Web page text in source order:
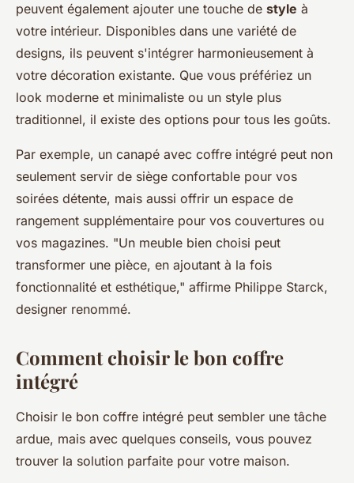
peuvent également ajouter une touche de style à
votre intérieur. Disponibles dans une variété de
designs, ils peuvent s'intégrer harmonieusement à
votre décoration existante. Que vous préfériez un
look moderne et minimaliste ou un style plus
traditionnel, il existe des options pour tous les goûts.
Par exemple, un canapé avec coffre intégré peut non
seulement servir de siège confortable pour vos
soirées détente, mais aussi offrir un espace de
rangement supplémentaire pour vos couvertures ou
vos magazines. "Un meuble bien choisi peut
transformer une pièce, en ajoutant à la fois
fonctionnalité et esthétique," affirme Philippe Starck,
designer renommé.
Comment choisir le bon coffre
intégré
Choisir le bon coffre intégré peut sembler une tâche
ardue, mais avec quelques conseils, vous pouvez
trouver la solution parfaite pour votre maison.